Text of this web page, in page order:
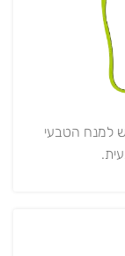
למנח הטבעי